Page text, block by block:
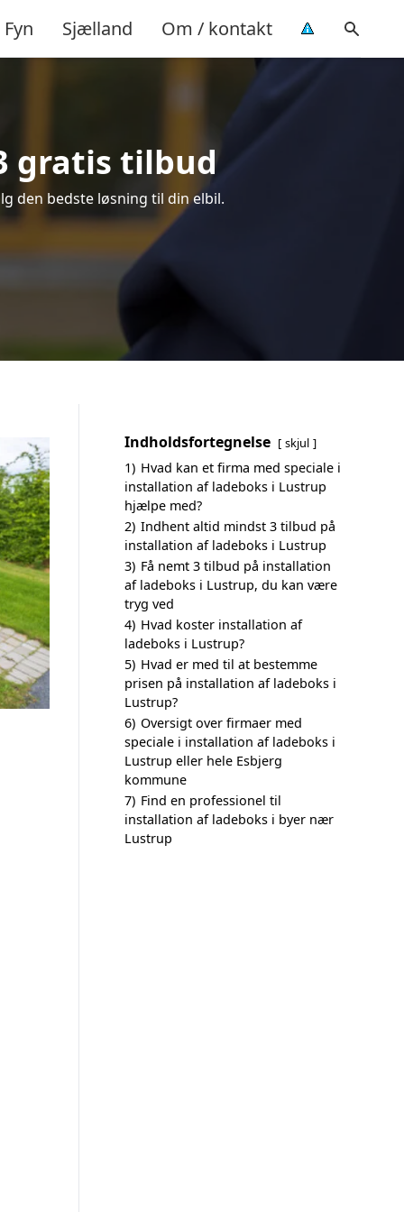
Fyn Sjælland Om / kontakt
gratis tilbud
den bedste løsning til din elbil.
Indholdsfortegnelse skjul
1) Hvad kan et firma med speciale i
installation af ladeboks i Lustrup
hjælpe med?
2) Indhent altid mindst 3 tilbud på
installation af ladeboks i Lustrup
3) Få nemt 3 tilbud på installation
af ladeboks i Lustrup, du kan være
tryg ved
4) Hvad koster installation af
ladeboks i Lustrup?
5) Hvad er med til at bestemme
prisen på installation af ladeboks i
Lustrup?
6) Oversigt over firmaer med
speciale i installation af ladeboks i
Lustrup eller hele Esbjerg
kommune
7) Find en professionel til
installation af ladeboks i byer nær
Lustrup